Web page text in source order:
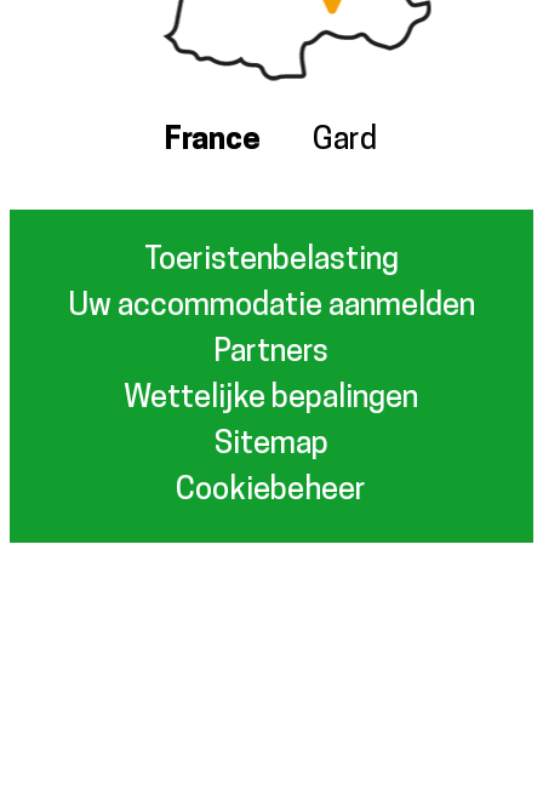
France Gard
Toeristenbelasting
Uw accommodatie aanmelden
Partners
Wettelijke bepalingen
Sitemap
Cookiebeheer